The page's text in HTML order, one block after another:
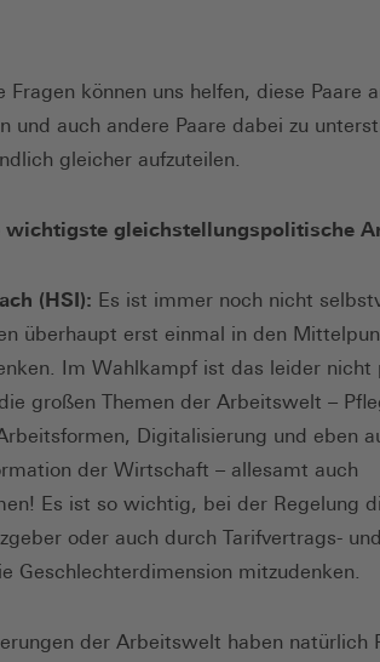
können uns helfen, diese Paare
und auch andere Paare dabei zu
gleicher aufzuteilen.
wichtigste gleichstellungspolitische
(HSI): Es ist immer noch nicht
überhaupt erst einmal in den
Im Wahlkampf ist das leider
großen Themen der Arbeitswelt –
Digitalisierung und eben
der Wirtschaft – allesamt auch
Es ist so wichtig, bei der Regelung
oder auch durch Tarifvertrags- und
Geschlechterdimension mitzudenken.
der Arbeitswelt haben natürlich